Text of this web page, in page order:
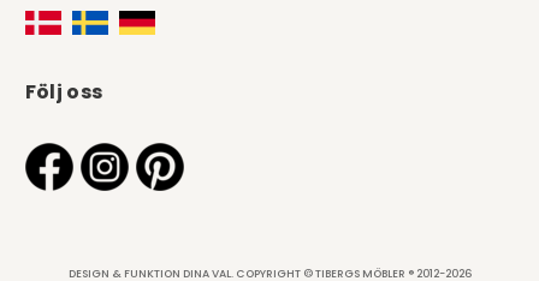
Följ oss
DESIGN & FUNKTION DINA VAL. COPYRIGHT © TIBERGS MÖBLER ® 2012-2026